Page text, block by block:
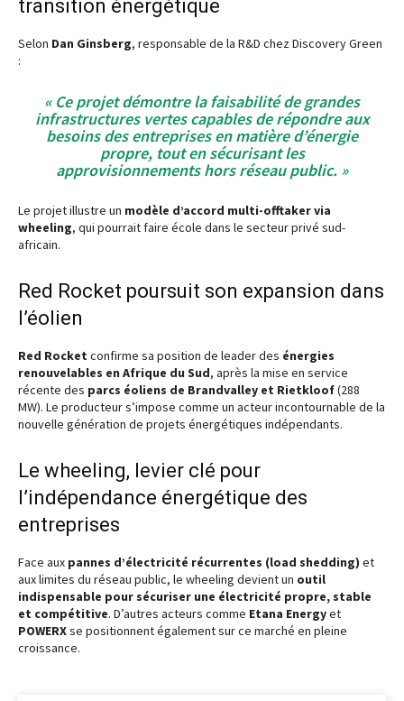
transition énergétique
Selon Dan Ginsberg, responsable de la R&D chez Discovery Green
:
« Ce projet démontre la faisabilité de grandes
infrastructures vertes capables de répondre aux
besoins des entreprises en matière d’énergie
propre, tout en sécurisant les
approvisionnements hors réseau public. »
Le projet illustre un modèle d’accord multi-offtaker via
wheeling, qui pourrait faire école dans le secteur privé sud-
africain.
Red Rocket poursuit son expansion dans
l’éolien
Red Rocket confirme sa position de leader des énergies
renouvelables en Afrique du Sud, après la mise en service
récente des parcs éoliens de Brandvalley et Rietkloof(288
MW). Le producteur s’impose comme un acteur incontournable de la
nouvelle génération de projets énergétiques indépendants.
Le wheeling, levier clé pour
l’indépendance énergétique des
entreprises
Face aux pannes d’électricité récurrentes (load shedding) et
aux limites du réseau public, le wheeling devient un outil
indispensable pour sécuriser une électricité propre, stable
et compétitive. D’autres acteurs comme Etana Energyet
POWERXse positionnent également sur ce marché en pleine
croissance.